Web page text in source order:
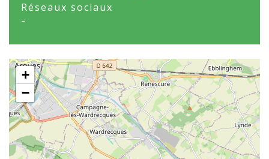
Réseaux sociaux
-
+
−